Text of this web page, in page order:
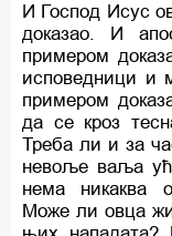
И Господ Исус
доказао. И
примером
исповедници и
примером
да се кроз
Треба ли и за
невоље ваља
нема никаква
Може ли овца